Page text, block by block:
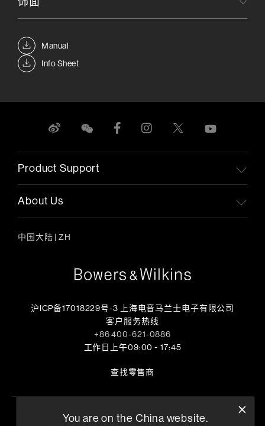
Manual
Info Sheet
Product Support
About Us
中国大陆 | ZH
沪ICP备17018229号-3 上海电音马兰士电子有限公司
客户服务热线
+86 400-621-0886
工作日上午09:00 ~ 17:45
查找零售商
隐私政策 供货条款和条件
应用隐私政策
You are on the China website.